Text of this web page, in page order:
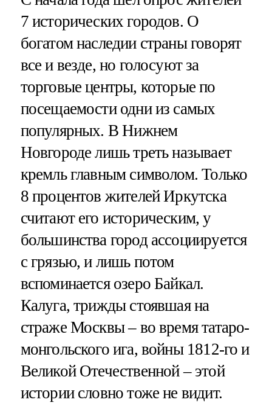
7 исторических городов. О
богатом наследии страны говорят
все и везде, но голосуют за
торговые центры, которые по
посещаемости одни из самых
популярных. В Нижнем
Новгороде лишь треть называет
кремль главным символом. Только
8 процентов жителей Иркутска
считают его историческим, у
большинства город ассоциируется
с грязью, и лишь потом
вспоминается озеро Байкал.
Калуга, трижды стоявшая на
страже Москвы – во время татаро-
монгольского ига, войны 1812-го и
Великой Отечественной – этой
истории словно тоже не видит.